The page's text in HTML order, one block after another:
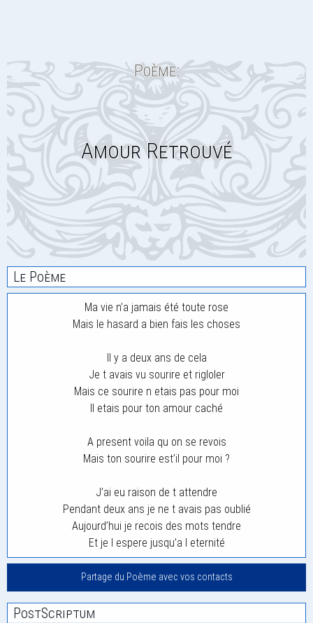
Poème:
Amour Retrouvé
Le Poème
Ma vie n’a jamais été toute rose
Mais le hasard a bien fais les choses
Il y a deux ans de cela
Je t avais vu sourire et rigloler
Mais ce sourire n etais pas pour moi
Il etais pour ton amour caché
A present voila qu on se revois
Mais ton sourire est’il pour moi ?
J’ai eu raison de t attendre
Pendant deux ans je ne t avais pas oublié
Aujourd’hui je recois des mots tendre
Et je l espere jusqu’a l eternité
Partage du Poème avec vos contacts
PostScriptum